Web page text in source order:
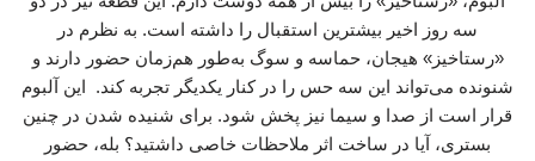
سه روز اخیر بیشترین استقبال را داشته است. به نظرم در
«رستاخیز» هیجان، حماسه و سوگ به‌طور هم‌زمان حضور دارند و
شنونده می‌تواند این سه حس را در کنار یکدیگر تجربه کند. این آلبوم
قرار است از صدا و سیما نیز پخش شود. برای شنیده شدن در چنین
بستری، آیا در ساخت اثر ملاحظات خاصی داشتید؟ بله، حضور